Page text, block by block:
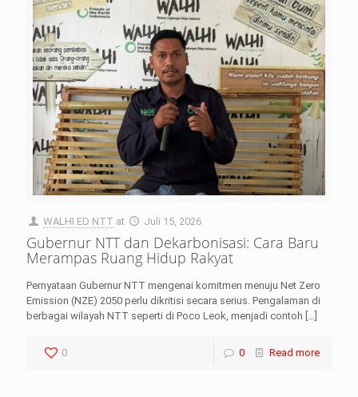
WALHI ED NTT at Juli 15, 2026
Gubernur NTT dan Dekarbonisasi: Cara Baru
Merampas Ruang Hidup Rakyat
Pernyataan Gubernur NTT mengenai komitmen menuju Net Zero
Emission (NZE) 2050 perlu dikritisi secara serius. Pengalaman di
berbagai wilayah NTT seperti di Poco Leok, menjadi contoh
0 0 Read more